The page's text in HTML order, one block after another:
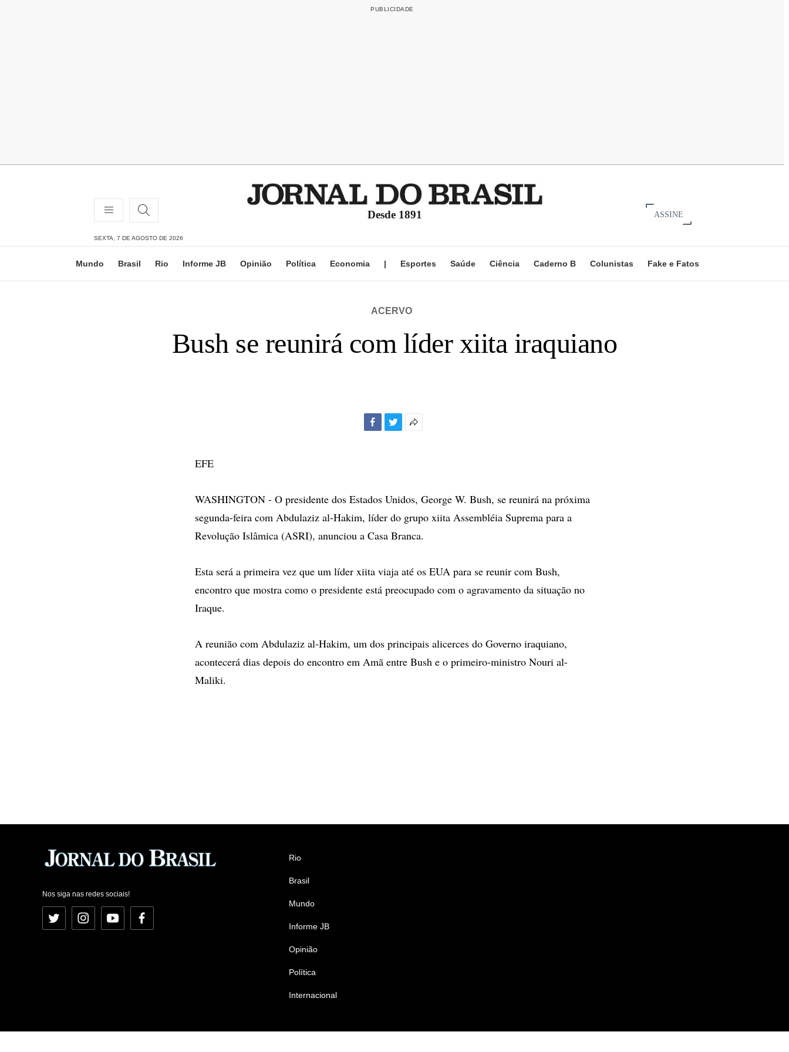
Desde 1891 ASSINE
SEXTA, 7 DE AGOSTO DE 2026
Mundo Brasil Rio Informe JB Opinião Política Economia | Esportes Saúde Ciência Caderno B Colunistas Fake e Fatos
ACERVO
Bush se reunirá com líder xiita iraquiano
EFE
WASHINGTON - O presidente dos Estados Unidos, George W. Bush, se reunirá na próxima
segunda-feira com Abdulaziz al-Hakim, líder do grupo xiita Assembléia Suprema para a
Revolução Islâmica (ASRI), anunciou a Casa Branca.
Esta será a primeira vez que um líder xiita viaja até os EUA para se reunir com Bush,
encontro que mostra como o presidente está preocupado com o agravamento da situação no
Iraque.
A reunião com Abdulaziz al-Hakim, um dos principais alicerces do Governo iraquiano,
acontecerá dias depois do encontro em Amã entre Bush e o primeiro-ministro Nouri al-
Maliki.
Nos siga nas redes sociais!
Twitter InstagramYouTubeFacebook
Rio
Brasil
Mundo
Informe JB
Opinião
Política
Internacional